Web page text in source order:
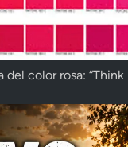
color rosa: “Think